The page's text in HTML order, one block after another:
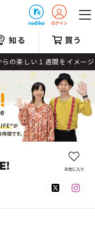
知る 買う
い１週間をイメージし
お気に入り